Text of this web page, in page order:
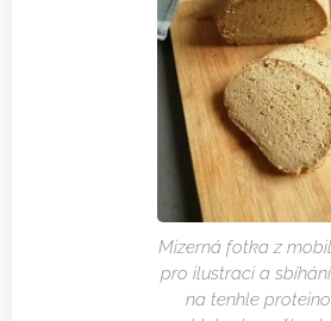
Mizerná fotka z
pro ilustraci a
na tenhle